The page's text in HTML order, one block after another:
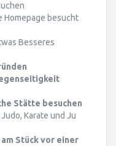
Homepage besucht
Besseres
Stätte besuchen
Karate und Ju
Stück vor einer